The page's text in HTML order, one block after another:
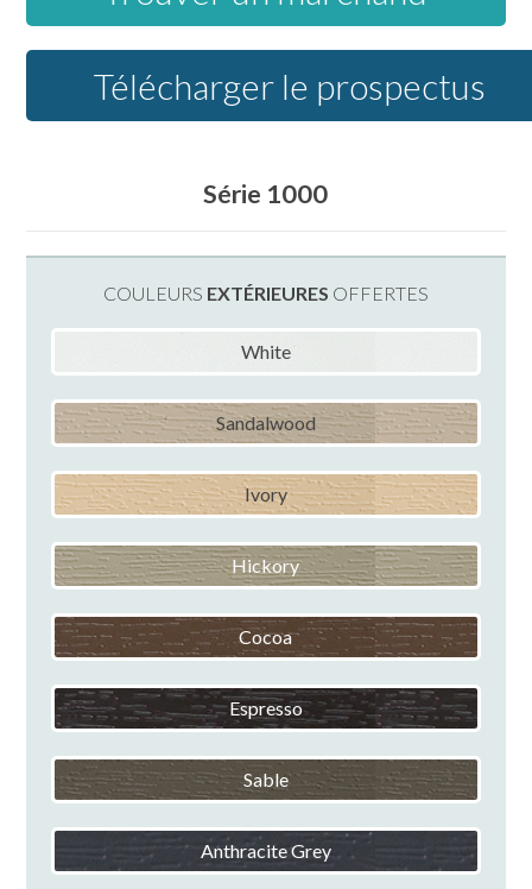
Télécharger le prospectus
Série 1000
COULEURS EXTÉRIEURES OFFERTES
White
Sandalwood
Ivory
Hickory
Cocoa
Espresso
Sable
Anthracite Grey